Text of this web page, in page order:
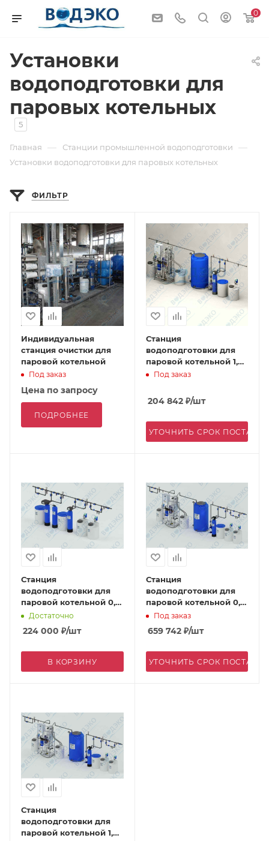
0
Установки
водоподготовки для
паровых котельных
5
Главная — Станции промышленной водоподготовки —
Установки водоподготовки для паровых котельных
ФИЛЬТР
Индивидуальная
станция очистки для
паровой котельной
Под заказ
Цена по запросу
ПОДРОБНЕЕ
Станция
водоподготовки для
паровой котельной 1,0
м3/чПод заказ
204 842₽/шт
УТОЧНИТЬ СРОК
Станция
водоподготовки для
паровой котельной 0,5
м3/чДостаточно
224 000 ₽/шт
В КОРЗИНУ
Станция
водоподготовки для
паровой котельной 0,5
м3/ч с УОО
Под заказ
659 742₽/шт
УТОЧНИТЬ СРОК
Станция
водоподготовки для
паровой котельной 1,0